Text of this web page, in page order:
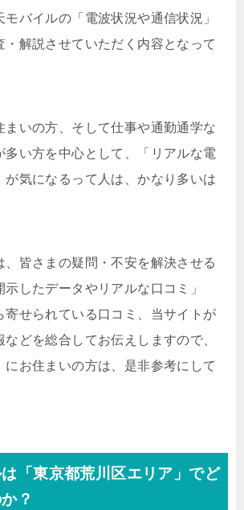
モバイルの「電波状況や通信状況」
・解説させていただく内容となって
まいの方、そして仕事や通勤通学な
多い方を中心として、「リアルな電
が気になるって人は、かなり多いは
、皆さまの疑問・不安を解決させる
したデータやリアルな口コミ」
寄せられている口コミ、当サイトが
どを総合してお伝えしますので、
にお住まいの方は、是非参考にして
「東京都荒川区エリア 」でど
？